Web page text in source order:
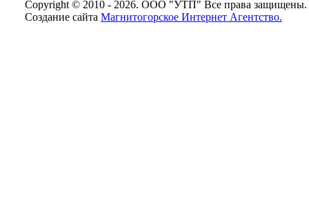
Copyright © 2010 - 2026. ООО "УТП" Все права защищены.
Создание сайта Магнитогорское Интернет Агентство.